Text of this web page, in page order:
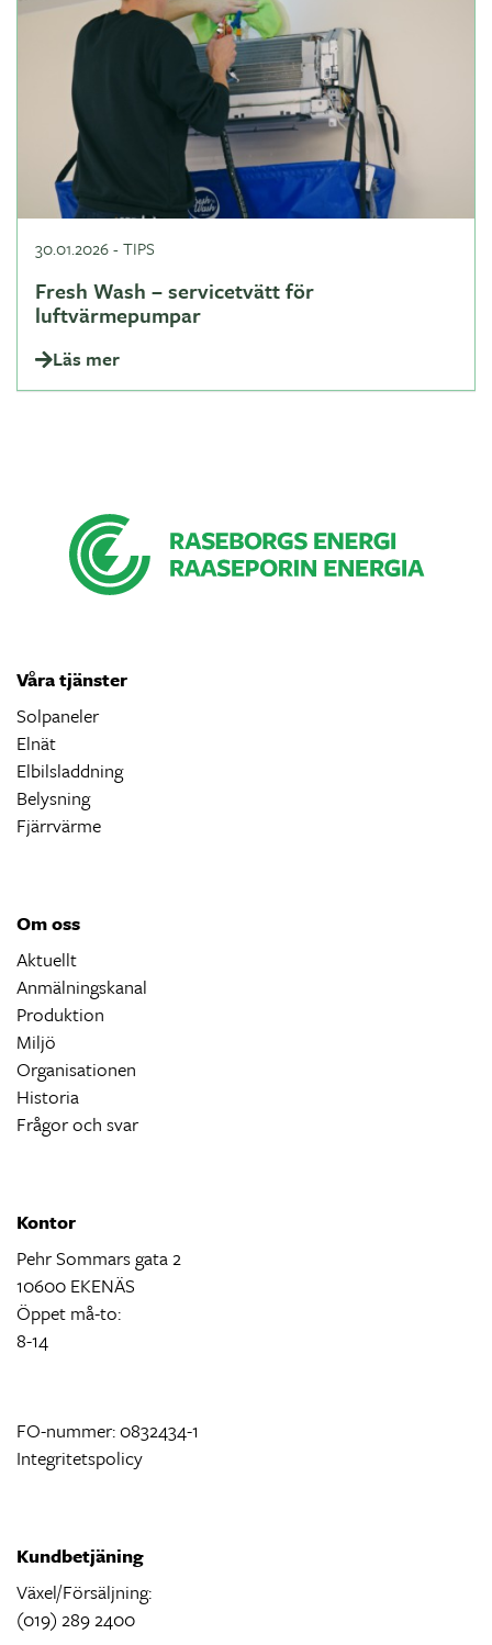
30.01.2026-TIPS
Fresh Wash – servicetvätt för
luftvärmepumpar
Läs mer
Våra tjänster
Solpaneler
Elnät
Elbilsladdning
Belysning
Fjärrvärme
Om oss
Aktuellt
Anmälningskanal
Produktion
Miljö
Organisationen
Historia
Frågor och svar
Kontor
Pehr Sommars gata 2
10600 EKENÄS
Öppet må-to:
8-14
FO-nummer: 0832434-1
Integritetspolicy
Kundbetjäning
Växel/Försäljning:
(019) 289 2400